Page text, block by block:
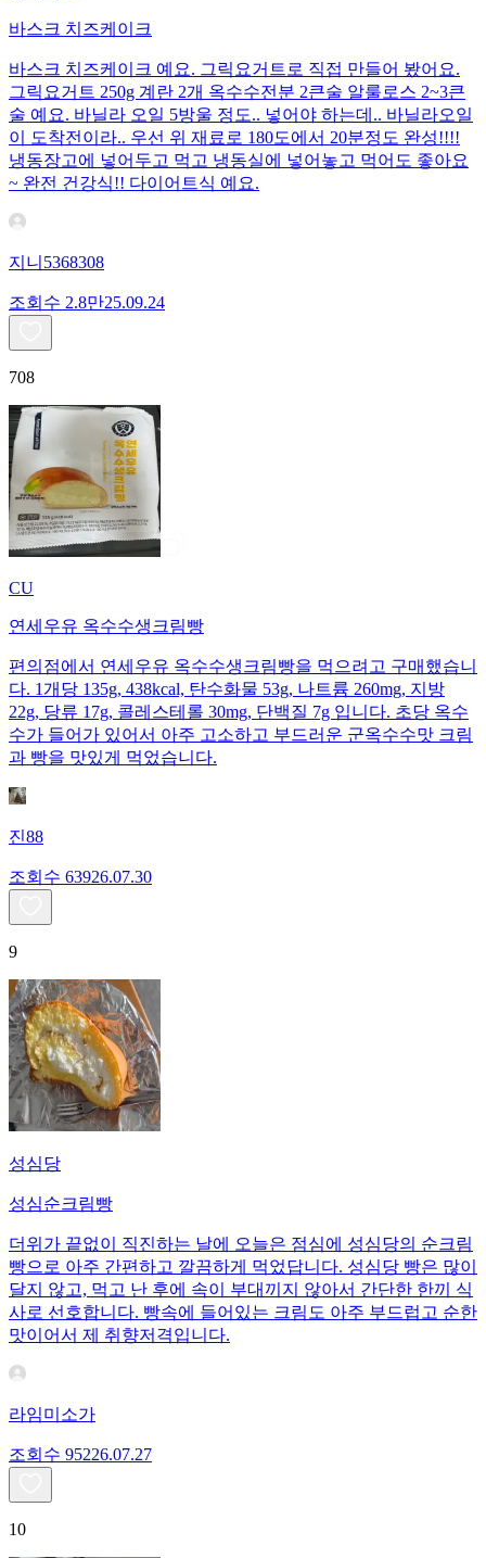
바스크 치즈케이크
바스크 치즈케이크 예요. 그릭요거트로 직접 만들어 봤어요.
그릭요거트 250g 계란 2개 옥수수전분 2큰술 알룰로스 2~3큰
술 예요. 바닐라 오일 5방울 정도.. 넣어야 하는데.. 바닐라오일
이 도착전이라.. 우선 위 재료로 180도에서 20분정도 완성!!!!
냉동장고에 넣어두고 먹고 냉동실에 넣어놓고 먹어도 좋아요
~ 완전 건강식!! 다이어트식 예요.
지니5368308
조회수 2.8만25.09.24
708
CU
연세우유 옥수수생크림빵
편의점에서 연세우유 옥수수생크림빵을 먹으려고 구매했습니
다. 1개당 135g, 438kcal, 탄수화물 53g, 나트륨 260mg, 지방
22g, 당류 17g, 콜레스테롤 30mg, 단백질 7g 입니다. 초당 옥수
수가 들어가 있어서 아주 고소하고 부드러운 군옥수수맛 크림
과 빵을 맛있게 먹었습니다.
진88
조회수 63926.07.30
9
성심당
성심순크림빵
더위가 끝없이 직진하는 날에 오늘은 점심에 성심당의 순크림
빵으로 아주 간편하고 깔끔하게 먹었답니다. 성심당 빵은 많이
달지 않고, 먹고 난 후에 속이 부대끼지 않아서 간단한 한끼 식
사로 선호합니다. 빵속에 들어있는 크림도 아주 부드럽고 순한
맛이어서 제 취향저격입니다.
라임미소가
조회수 95226.07.27
10